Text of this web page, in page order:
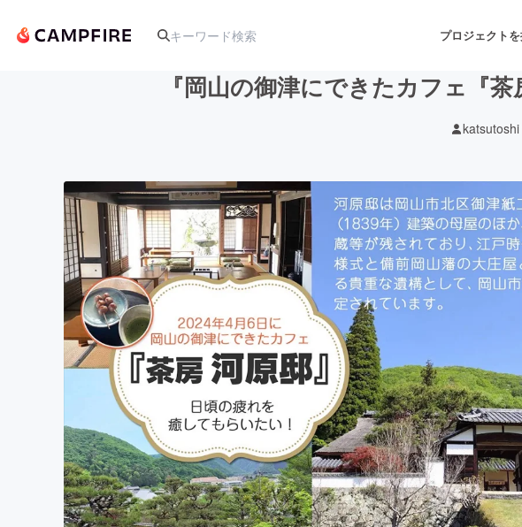
プロジェクト
アート・写真 音楽
テクノロジー・ガジェット ゲーム・サービス
映像・映画 書籍・雑誌出版
ビジネス・起業 チャレンジ
まちづくり・地域活性化
『岡山の御津にできたカフェ『